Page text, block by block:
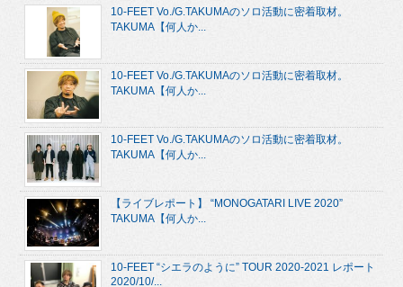
10-FEET Vo./G.TAKUMAのソロ活動に密着取材。
TAKUMA【何人か...
10-FEET Vo./G.TAKUMAのソロ活動に密着取材。
TAKUMA【何人か...
10-FEET Vo./G.TAKUMAのソロ活動に密着取材。
TAKUMA【何人か...
【ライブレポート】 “MONOGATARI LIVE 2020”
TAKUMA【何人か...
10-FEET “シエラのように” TOUR 2020-2021 レポート
2020/10/...